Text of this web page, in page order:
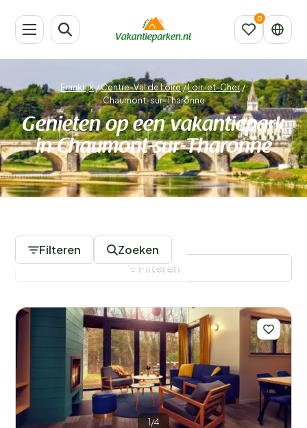
Frankrijk/Centre-Val de Loire/Loir-et-Cher/
Chaumont-sur-Tharonne
Genieten op een vakantiepark
in Chaumont-sur-Tharonne
Filteren Zoeken
Voor kinderen
Eten en drinken
Algemene parkfaciliteiten
Filteren
1/4